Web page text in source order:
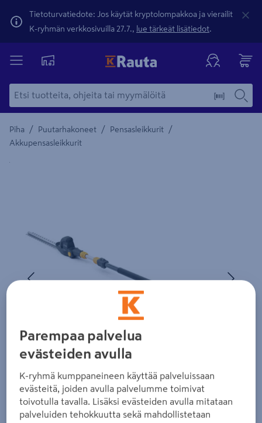
Tietoturvatiedote: Jos käytät kryptolompakkoa ja vierailit
K-ryhmän verkkosivuilla 27.7., lue tärkeät lisätiedot.
Piha / Puutarhakoneet / Pensasleikkurit /
Akkupensasleikkurit
Yksityiskohtainen kuvaus löytyy Tuotteen kuvaus -
Parempaa palvelua
evästeiden avulla
K-ryhmä kumppaneineen käyttää palveluissaan
evästeitä, joiden avulla palvelumme toimivat
toivotulla tavalla. Lisäksi evästeiden avulla mitataan
palveluiden tehokkuutta sekä mahdollistetaan